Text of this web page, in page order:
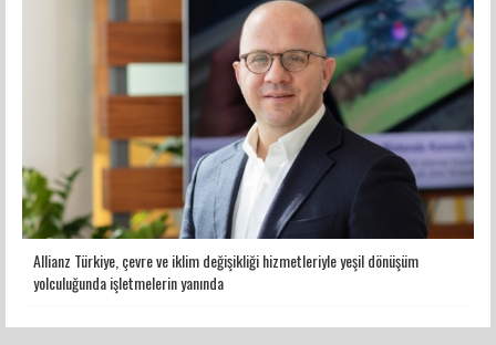
Allianz Türkiye, çevre ve iklim değişikliği hizmetleriyle yeşil dönüşüm
yolculuğunda işletmelerin yanında